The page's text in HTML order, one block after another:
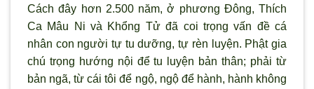
Cách đây hơn 2.500 năm, ở phương Đông, Thích
Ca Mâu Ni và Khổng Tử đã coi trọng vấn đề cá
nhân con người tự tu dưỡng, tự rèn luyện. Phật gia
chú trọng hướng nội để tu luyện bản thân; phải từ
bản ngã, từ cái tôi để ngộ, ngộ để hành, hành không